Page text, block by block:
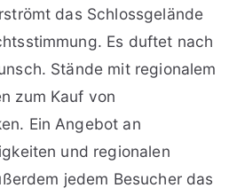
das Schlossgelände
Es duftet nach
Stände mit regionalem
zum Kauf von
Ein Angebot an
und regionalen
jedem Besucher das